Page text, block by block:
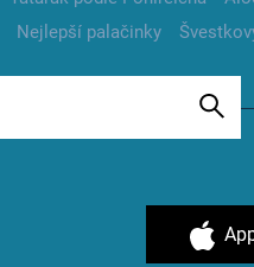
Nejlepší palačinky